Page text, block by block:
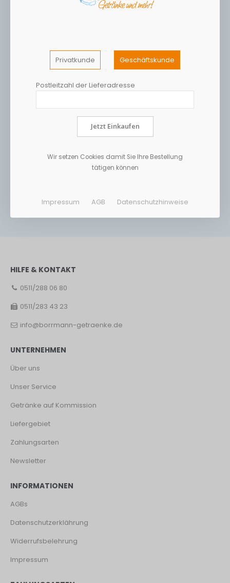
HILFE & KONTAKT
0511/288 06 80
0511/283 43 23
info@borrmann-getraenke.de
UNTERNEHMEN
Über uns
Unser Service
Getränke auf Kommission
Liefergebiet
Zahlungsarten
Newsletter
INFORMATIONEN
AGBs
Datenschutzerklährung
Widerrufsbelehrung
Impressum
Privatkunde Geschäftskunde
Postleitzahl der Lieferadresse
Jetzt Einkaufen
Wir setzen Cookies damit Sie Ihre Bestellung
tätigen können
Impressum AGB Datenschutzhinweise